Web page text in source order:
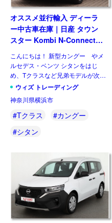
オススメ並行輸入 ディーラ
ー中古車在庫｜日産 タウン
スター Kombi N-Connecta
L1 1.3 DIG-T130 6MT 左ハ
ンドル
こんにちは！ 新型カングー やメ
ルセデス・ベンツ シタンをはじ
め、Tクラスなど兄弟モデルが次々
とデビューしています。待望の国内
調とお聞きします。そのなかで同じ
アライアンス内にある日産からも
ウィズ トレーディング
神奈川県横浜市
#Tクラス
#カングー
#シタン